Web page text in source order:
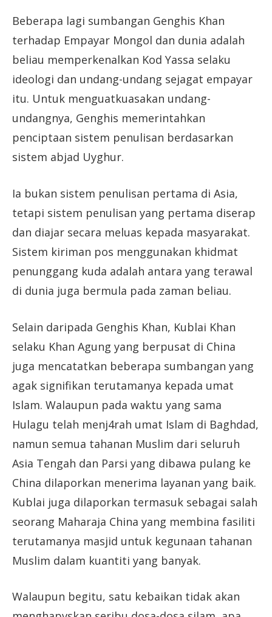
Beberapa lagi sumbangan Genghis Khan
terhadap Empayar Mongol dan dunia adalah
beliau memperkenalkan Kod Yassa selaku
ideologi dan undang-undang sejagat empayar
itu. Untuk menguatkuasakan undang-
undangnya, Genghis memerintahkan
penciptaan sistem penulisan berdasarkan
sistem abjad Uyghur.
Ia bukan sistem penulisan pertama di Asia,
tetapi sistem penulisan yang pertama diserap
dan diajar secara meluas kepada masyarakat.
Sistem kiriman pos menggunakan khidmat
penunggang kuda adalah antara yang terawal
di dunia juga bermula pada zaman beliau.
Selain daripada Genghis Khan, Kublai Khan
selaku Khan Agung yang berpusat di China
juga mencatatkan beberapa sumbangan yang
agak signifikan terutamanya kepada umat
Islam. Walaupun pada waktu yang sama
Hulagu telah menj4rah umat Islam di Baghdad,
namun semua tahanan Muslim dari seluruh
Asia Tengah dan Parsi yang dibawa pulang ke
China dilaporkan menerima layanan yang baik.
Kublai juga dilaporkan termasuk sebagai salah
seorang Maharaja China yang membina fasiliti
terutamanya masjid untuk kegunaan tahanan
Muslim dalam kuantiti yang banyak.
Walaupun begitu, satu kebaikan tidak akan